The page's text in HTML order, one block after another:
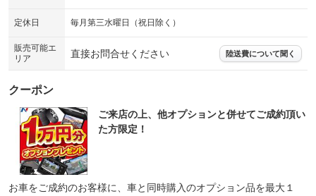
定休日 毎月第三水曜日（祝日除く）
販売可能エ
リア
直接お問合せください 陸送費について聞く
クーポン
ご来店の上、他オプションと併せてご成約頂い
た方限定！
お車をご成約のお客様に、車と同時購入のオプション品を最大１